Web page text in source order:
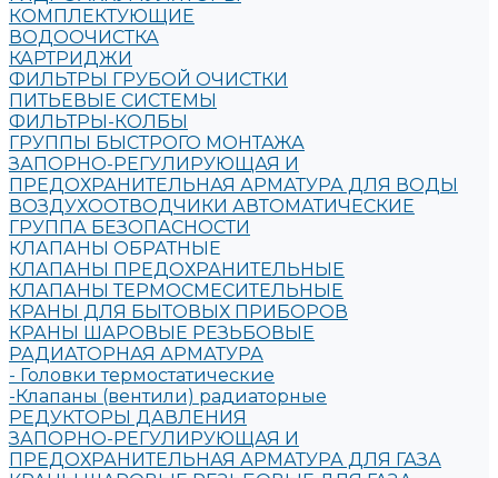
КОМПЛЕКТУЮЩИЕ
ВОДООЧИСТКА
КАРТРИДЖИ
ФИЛЬТРЫ ГРУБОЙ ОЧИСТКИ
ПИТЬЕВЫЕ СИСТЕМЫ
ФИЛЬТРЫ-КОЛБЫ
ГРУППЫ БЫСТРОГО МОНТАЖА
ЗАПОРНО-РЕГУЛИРУЮЩАЯ И
ПРЕДОХРАНИТЕЛЬНАЯ АРМАТУРА ДЛЯ ВОДЫ
ВОЗДУХООТВОДЧИКИ АВТОМАТИЧЕСКИЕ
ГРУППА БЕЗОПАСНОСТИ
КЛАПАНЫ ОБРАТНЫЕ
КЛАПАНЫ ПРЕДОХРАНИТЕЛЬНЫЕ
КЛАПАНЫ ТЕРМОСМЕСИТЕЛЬНЫЕ
КРАНЫ ДЛЯ БЫТОВЫХ ПРИБОРОВ
КРАНЫ ШАРОВЫЕ РЕЗЬБОВЫЕ
РАДИАТОРНАЯ АРМАТУРА
- Головки термостатические
-Клапаны (вентили) радиаторные
РЕДУКТОРЫ ДАВЛЕНИЯ
ЗАПОРНО-РЕГУЛИРУЮЩАЯ И
ПРЕДОХРАНИТЕЛЬНАЯ АРМАТУРА ДЛЯ ГАЗА